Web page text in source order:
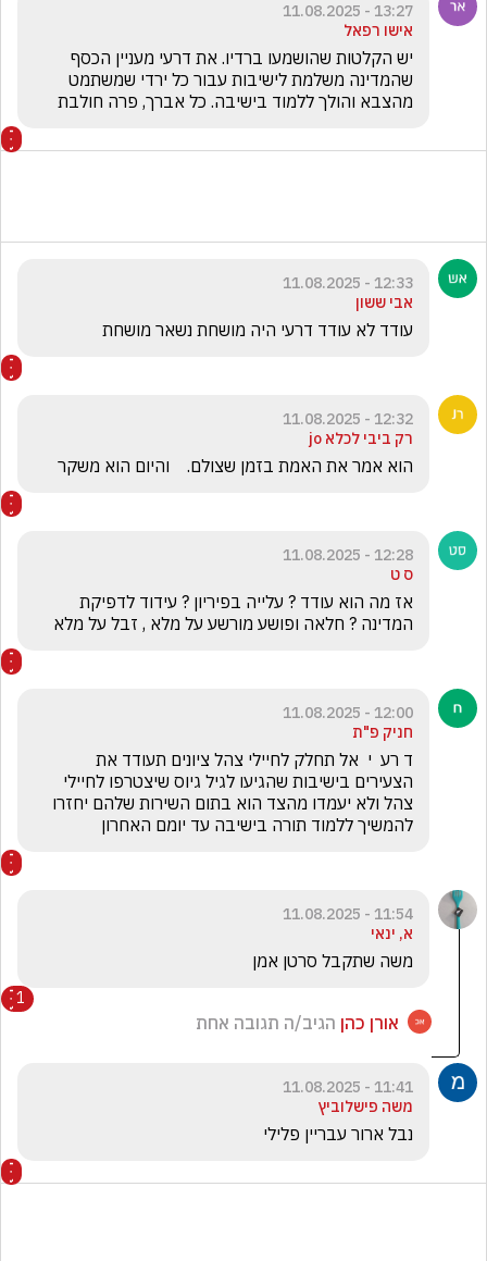
13:27 - 11.08.2025
אישו רפאל
מהצבא והולך ללמוד בישיבה. כל אברך, פרה חולבת
12:33 - 11.08.2025
אבי ששון
עודד לא עודד דרעי היה מושחת נשאר מושחת
12:32 - 11.08.2025
רק ביבי לכלא jo
הוא אמר את האמת בזמן שצולם.    והיום הוא משקר
12:28 - 11.08.2025
ס ט
המדינה ? חלאה ופושע מורשע על מלא , זבל על מלא
12:00 - 11.08.2025
חניק פ"ת
להמשיך ללמוד תורה בישיבה עד יומם האחרון
11:54 - 11.08.2025
א, ינאי
משה שתקבל סרטן אמן
1
אורן כהן הגיב/ה תגובה אחת
11:41 - 11.08.2025
משה פישלוביץ
נבל ארור עבריין פלילי